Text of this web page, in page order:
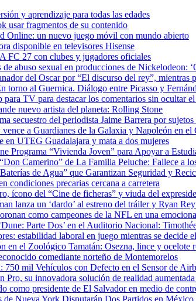
y aprendizaje para todas las edades
usar fragmentos de su contenido
Online: un nuevo juego móvil con mundo abierto
disponible en televisores Hisense
FC 27 con clubes y jugadores oficiales
abuso sexual en producciones de Nickelodeon:
del Oscar por “El discurso del rey”, mientras
torno al Guernica. Diálogo entre Picasso y
para TV para destacar los comentarios sin ocultar
nuevo artista del planeta: Rolling Stone
secuestro del periodista Jaime Barrera por sujetos
a Guardianes de la Galaxia y Napoleón en el
en UTEG Guadalajara y mata a dos mujeres
Programa “Vivienda Joven” para Apoyar a
Camerino” de La Familia Peluche: Fallece a
de Agua” que Garantizan Seguridad y
condiciones precarias cercana a carretera
ícono del “Cine de ficheras” y viuda del
lanza un ‘dardo’ al estreno del tráiler y Ryan
como campeones de la NFL en una
Parte Dos’ en el Auditorio Nacional:
estabilidad laboral en juego mientras se decide
en el Zoológico Tamatán: Osezna, lince y ocelote
comediante norteño de Montemorelos
750 mil Vehículos con Defecto en el Sensor de
Pro, su innovadora solución de realidad
como presidente de El Salvador en medio de
de Nueva York Disputarán Dos Partidos en México